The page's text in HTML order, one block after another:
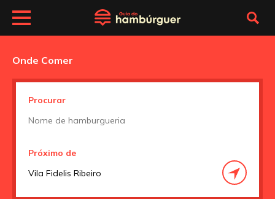
Onde Comer
Procurar
Próximo de